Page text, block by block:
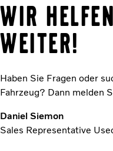
Wir
weiter!
Haben Sie Fragen oder
Fahrzeug? Dann melden
Daniel Siemon
Sales Representative